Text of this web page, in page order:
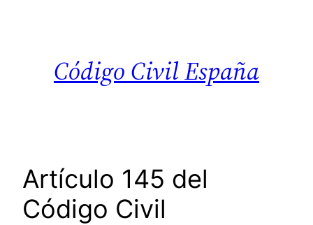
Código Civil España
Artículo 145 del
Código Civil